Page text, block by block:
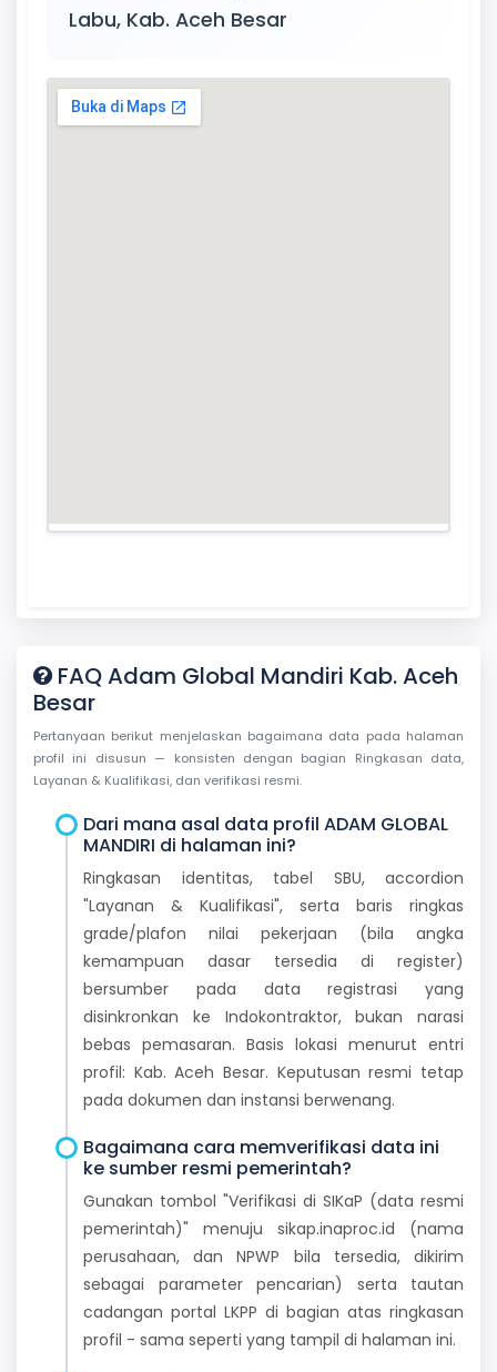
Labu, Kab. Aceh Besar
FAQ Adam Global Mandiri Kab. Aceh
Besar
Pertanyaan berikut menjelaskan bagaimana data pada halaman
profil ini disusun — konsisten dengan bagian Ringkasan data,
Layanan & Kualifikasi, dan verifikasi resmi.
Dari mana asal data profil ADAM GLOBAL
MANDIRI di halaman ini?
Ringkasan identitas, tabel SBU, accordion
"Layanan & Kualifikasi", serta baris ringkas
grade/plafon nilai pekerjaan (bila angka
kemampuan dasar tersedia di register)
bersumber pada data registrasi yang
disinkronkan ke Indokontraktor, bukan narasi
bebas pemasaran. Basis lokasi menurut entri
profil: Kab. Aceh Besar. Keputusan resmi tetap
pada dokumen dan instansi berwenang.
Bagaimana cara memverifikasi data ini
ke sumber resmi pemerintah?
Gunakan tombol "Verifikasi di SIKaP (data resmi
pemerintah)" menuju sikap.inaproc.id (nama
perusahaan, dan NPWP bila tersedia, dikirim
sebagai parameter pencarian) serta tautan
cadangan portal LKPP di bagian atas ringkasan
profil - sama seperti yang tampil di halaman ini.